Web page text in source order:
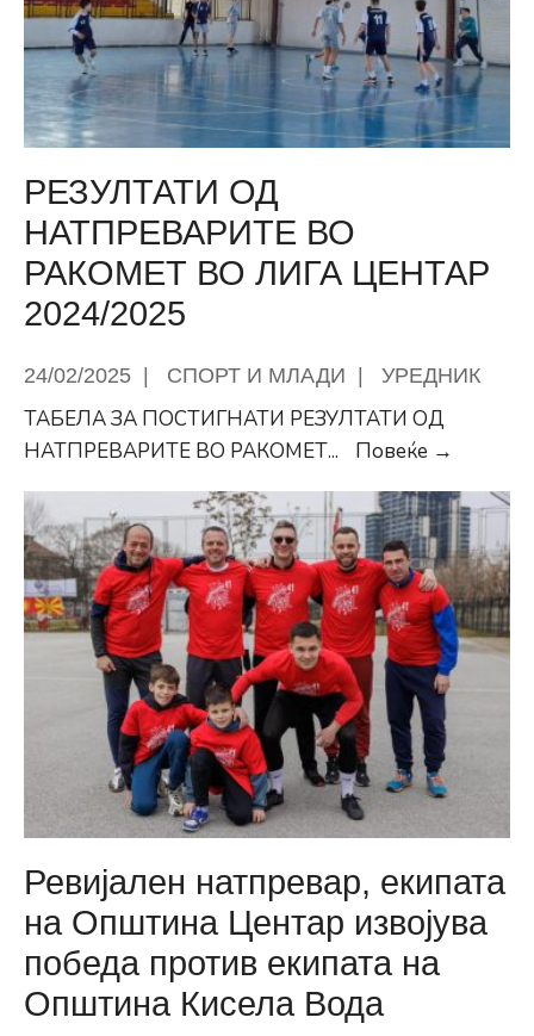
решение
на
спортски
комплекси
во
РЕЗУЛТАТИ ОД
НАТПРЕВАРИТЕ ВО
РАКОМЕТ ВО ЛИГА ЦЕНТАР
2024/2025
24/02/2025 | СПОРТ И МЛАДИ | УРЕДНИК
ТАБЕЛА ЗА ПОСТИГНАТИ РЕЗУЛТАТИ ОД
НАТПРЕВАРИТЕ ВО РАКОМЕТ... Повеќе →
ВО
ВО
ЛИГА
Ревијален натпревар, екипата
на Општина Центар извојува
победа против екипата на
Општина Кисела Вода